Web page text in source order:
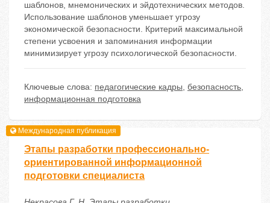
шаблонов, мнемонических и эйдотехнических методов.
Использование шаблонов уменьшает угрозу
экономической безопасности. Критерий максимальной
степени усвоения и запоминания информации
минимизирует угрозу психологической безопасности.
Ключевые слова: педагогические кадры, безопасность,
информационная подготовка
Международная публикация
Этапы разработки профессионально-
ориентированной информационной
подготовки специалиста